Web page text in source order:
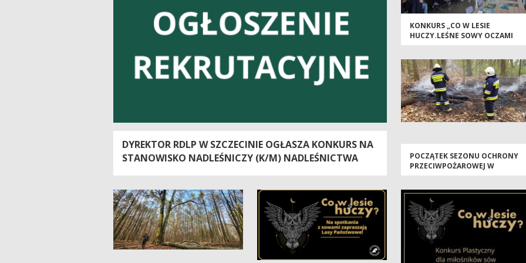
DYREKTOR RDLP W SZCZECINIE OGŁASZA KONKURS NA
STANOWISKO NADLEŚNICZY (K/M) NADLEŚNICTWA
KONKURS „CO W LESIE
HUCZY.LEŚNE SOWY OCZAMI
MŁODYCH ARTYSTÓW”
POCZĄTEK SEZONU OCHRONY
PRZECIWPOŻAROWEJ W
NADLEŚNICTWIE BIERZWNIK -